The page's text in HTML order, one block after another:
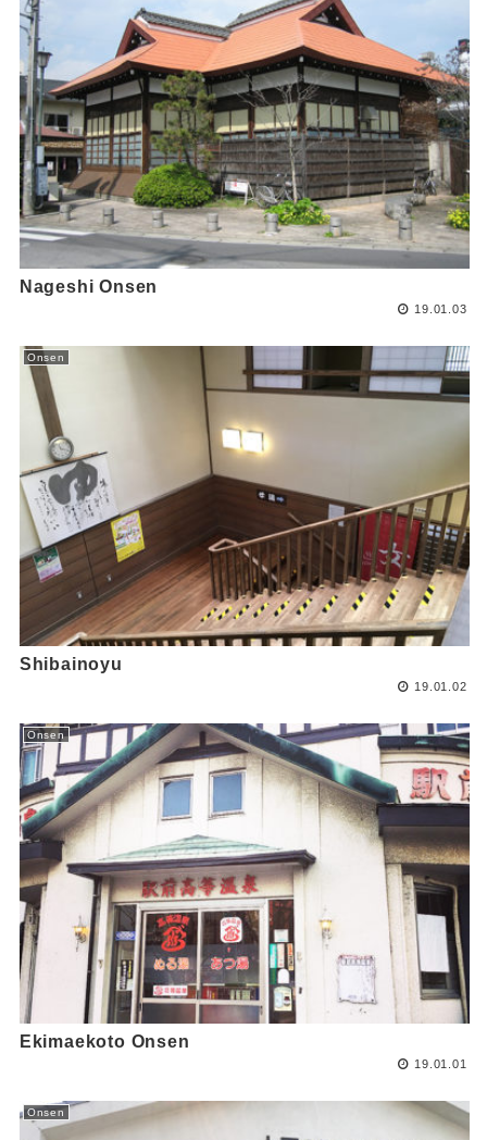
Nageshi Onsen
19.01.03
Onsen
Shibainoyu
19.01.02
Onsen
Ekimaekoto Onsen
19.01.01
Onsen